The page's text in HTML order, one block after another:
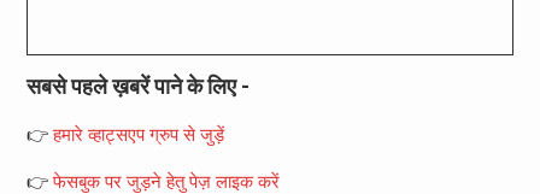
सबसे पहले ख़बरें पाने के लिए -
👉हमारे व्हाट्सएप ग्रुप से जुड़ें
👉फेसबुक पर जुड़ने हेतु पेज़ लाइक करें